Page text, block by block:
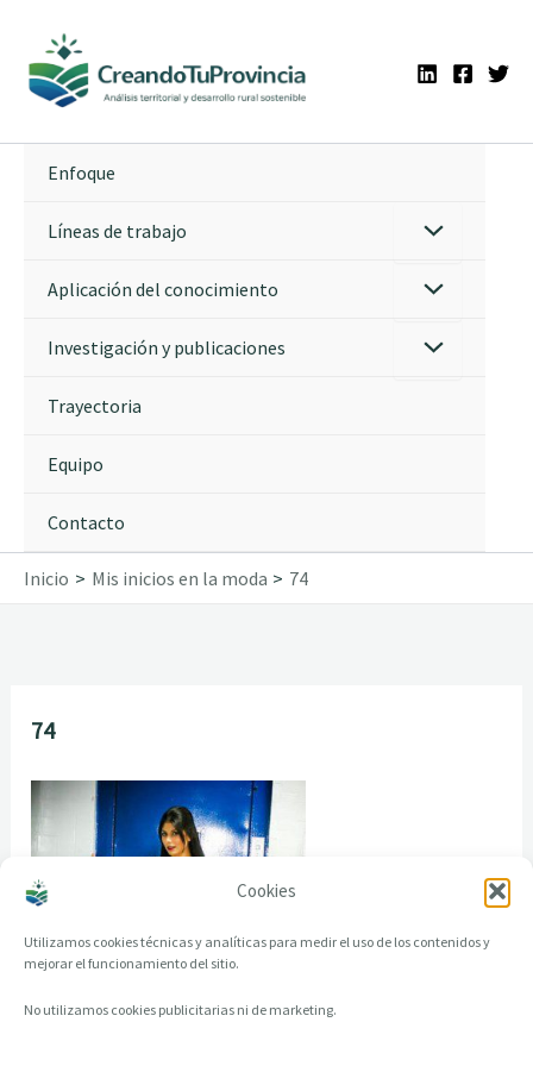
Cookies
Utilizamos cookies técnicas y analíticas para medir el uso de los contenidos y
mejorar el funcionamiento del sitio.
No utilizamos cookies publicitarias ni de marketing.
contenido
Enfoque
Líneas de trabajo
Aplicación del conocimiento
Investigación y publicaciones
Trayectoria
Equipo
Contacto
Inicio Mis inicios en la moda 74
74